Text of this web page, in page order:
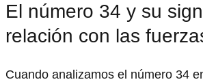
El número 34 y su
relación con las
Cuando analizamos el número 34